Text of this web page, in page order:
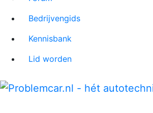
Bedrijvengids
Kennisbank
Lid worden